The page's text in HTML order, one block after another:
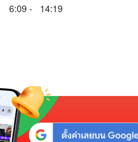
- 14:19